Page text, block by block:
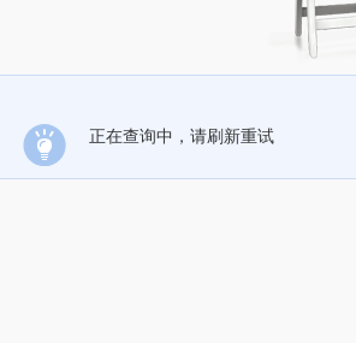
正在查询中，请刷新重试